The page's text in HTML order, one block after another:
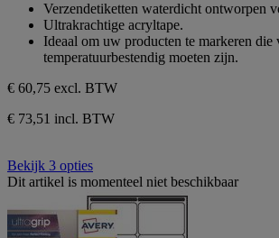
sterren.
Verzendetiketten waterdicht ontworpen
Ultrakrachtige acryltape.
Ideaal om uw producten te markeren die
temperatuurbestendig moeten zijn.
€ 60,75 excl. BTW
€ 73,51 incl. BTW
Bekijk 3 opties
Dit artikel is momenteel niet beschikbaar